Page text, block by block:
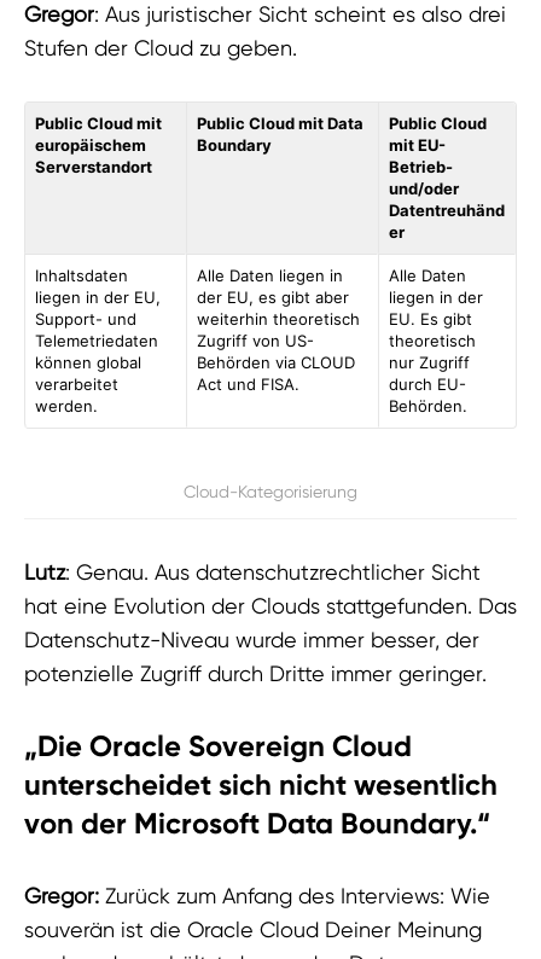
Gregor: Aus juristischer Sicht scheint es also drei
Stufen der Cloud zu geben.
Public Cloud mit
europäischem
Serverstandort
Public Cloud mit Data
Boundary
Public Cloud
mit EU-
Betrieb-
und/oder
Datentreuhänd
er
Inhaltsdaten
liegen in der EU,
Support- und
Telemetriedaten
können global
verarbeitet
werden.
Alle Daten liegen in
der EU, es gibt aber
weiterhin theoretisch
Zugriff von US-
Behörden via CLOUD
Act und FISA.
Alle Daten
liegen in der
EU. Es gibt
theoretisch
nur Zugriff
durch EU-
Behörden.
Cloud-Kategorisierung
Lutz: Genau. Aus datenschutzrechtlicher Sicht
hat eine Evolution der Clouds stattgefunden. Das
Datenschutz-Niveau wurde immer besser, der
potenzielle Zugriff durch Dritte immer geringer.
„Die Oracle Sovereign Cloud
unterscheidet sich nicht wesentlich
von der Microsoft Data Boundary.“
Gregor:Zurück zum Anfang des Interviews: Wie
souverän ist die Oracle Cloud Deiner Meinung